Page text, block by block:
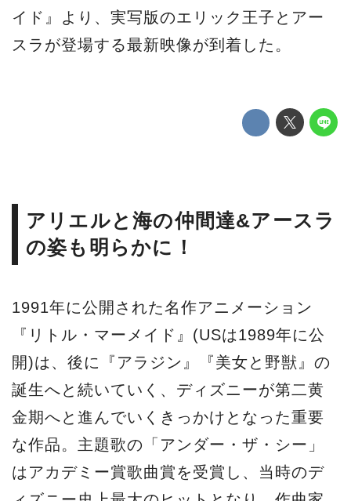
イド』より、実写版のエリック王子とアー
スラが登場する最新映像が到着した。
アリエルと海の仲間達&アースラ
の姿も明らかに！
1991年に公開された名作アニメーション
『リトル・マーメイド』(USは1989年に公
開)は、後に『アラジン』『美女と野獣』の
誕生へと続いていく、ディズニーが第二黄
金期へと進んでいくきっかけとなった重要
な作品。主題歌の「アンダー・ザ・シー」
はアカデミー賞歌曲賞を受賞し、当時のデ